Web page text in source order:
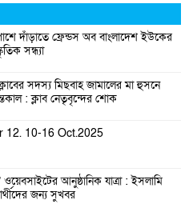
দাঁড়াতে ফ্রেন্ডস অব বাংলাদেশ ইউকের
সন্ধ্যা
সদস্য মিছবাহ জামালের মা হুসনে
: ক্লাব নেতৃবৃন্দের শোক
12. 10-16 Oct.2025
আনুষ্ঠানিক যাত্রা : ইসলামি
জন্য সুখবর